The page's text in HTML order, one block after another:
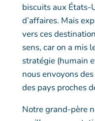
biscuits aux États-
d’affaires. Mais
vers ces
sens, car on a mis
stratégie (humain
nous envoyons
des pays proches
Notre grand-père